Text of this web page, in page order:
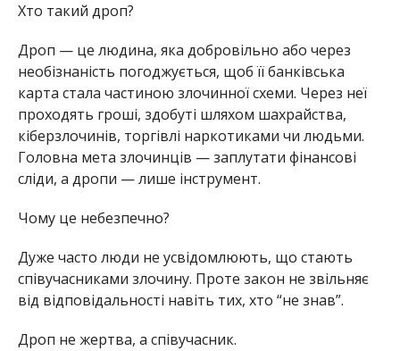
Хто такий дроп?
Дроп — це людина, яка добровільно або через
необізнаність погоджується, щоб її банківська
карта стала частиною злочинної схеми. Через неї
проходять гроші, здобуті шляхом шахрайства,
кіберзлочинів, торгівлі наркотиками чи людьми.
Головна мета злочинців —заплутати фінансові
сліди, а дропи —лише інструмент.
Чому це небезпечно?
Дуже часто люди не усвідомлюють, що стають
співучасниками злочину. Проте закон не звільняє
від відповідальності навіть тих, хто “не знав”.
Дроп не жертва, а співучасник.